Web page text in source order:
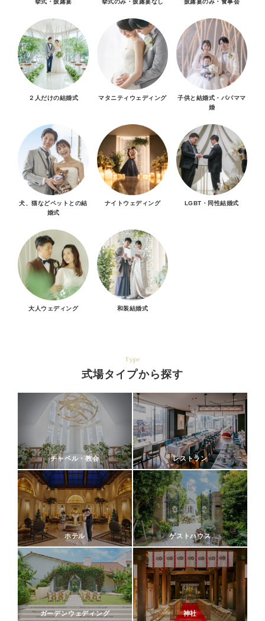
挙式・披露宴 挙式のみ・披露宴なし 披露宴のみ・食事会
２人だけの結婚式 マタニティウェディング
子供と結婚式・パパママ
婚
犬、猫などペットとの結
婚式
ナイトウェディング LGBT・同性結婚式
大人ウェディング 和装結婚式
Type
式場タイプから探す
チャペル・教会 レストラン
ホテル ゲストハウス
ガーデンウェディング 神社